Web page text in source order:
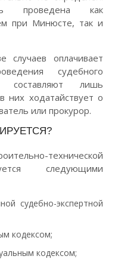
проведена как
при Минюсте, так и
оплачивает
судебного
составляют лишь
них ходатайствует о
или прокурор.
технической
следующими
судебно-экспертной
кодексом;
кодексом;